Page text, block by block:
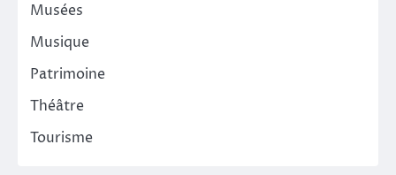
Musées
Musique
Patrimoine
Théâtre
Tourisme